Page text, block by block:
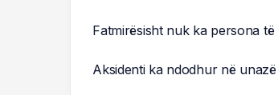
Fatmirësisht nuk ka persona
Aksidenti ka ndodhur në